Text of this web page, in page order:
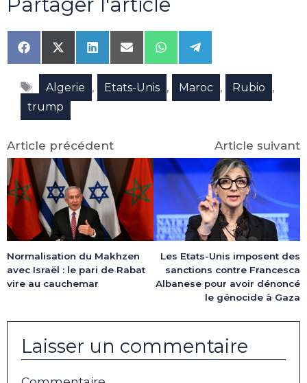
Share
on
Facebook
Share
on
X
(Twitter)
Share
on
LinkedIn
Share
on
Email
Share
on
WhatsApp
Share
on
Telegram
Étiquettes
Algerie , Etats-Unis , Maroc , Rubio ,
trump
Article précédent
Normalisation du Makhzen
avec Israël : le pari de Rabat
vire au cauchemar
Article suivant
Les Etats-Unis imposent des
sanctions contre Francesca
Albanese pour avoir dénoncé
le génocide à Gaza
Laisser un commentaire